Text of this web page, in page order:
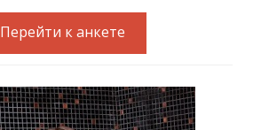
Перейти к анкете